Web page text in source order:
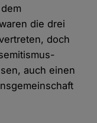
die drei
doch
auch einen